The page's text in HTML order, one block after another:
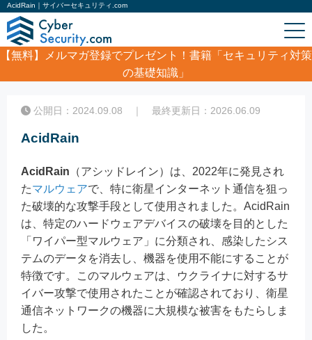
AcidRain｜サイバーセキュリティ.com
【無料】
メルマガ登録でプレゼント！書籍「セキュリティ対策
の基礎知識」
AcidRain
公開日：2024.09.08 ｜ 最終更新日：2026.06.09
AcidRain
AcidRain （アシッドレイン）は、2022年に発見され
たマルウェアで、特に衛星インターネット通信を狙っ
た破壊的な攻撃手段として使用されました。AcidRain
は、特定のハードウェアデバイスの破壊を目的とした
「ワイパー型マルウェア」に分類され、感染したシス
テムのデータを消去し、機器を使用不能にすることが
特徴です。このマルウェアは、ウクライナに対するサ
イバー攻撃で使用されたことが確認されており、衛星
通信ネットワークの機器に大規模な被害をもたらしま
した。